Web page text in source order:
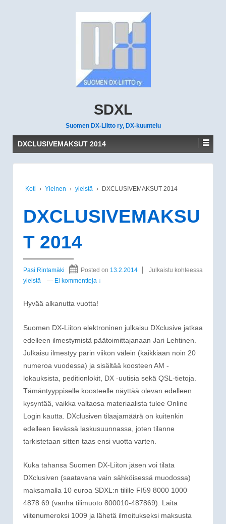
SDXL
Suomen DX-Liitto ry, DX-kuuntelu
DXCLUSIVEMAKSUT 2014
Koti › Yleinen › yleistä › DXCLUSIVEMAKSUT 2014
DXCLUSIVEMAKSU
T 2014
Pasi Rintamäki Posted on 13.2.2014
Julkaistu kohteessa
yleistä
— Ei kommentteja ↓
Hyvää alkanutta vuotta!
Suomen DX-Liiton elektroninen julkaisu DXclusive jatkaa
edelleen ilmestymistä päätoimittajanaan Jari Lehtinen.
Julkaisu ilmestyy parin viikon välein (kaikkiaan noin 20
numeroa vuodessa) ja sisältää koosteen AM -
lokauksista, peditionlokit, DX -uutisia sekä QSL-tietoja.
Tämäntyyppiselle koosteelle näyttää olevan edelleen
kysyntää, vaikka valtaosa materiaalista tulee Online
Login kautta. DXclusiven tilaajamäärä on kuitenkin
edelleen lievässä laskusuunnassa, joten tilanne
tarkistetaan sitten taas ensi vuotta varten.
Kuka tahansa Suomen DX-Liiton jäsen voi tilata
DXclusiven (saatavana vain sähköisessä muodossa)
maksamalla 10 euroa SDXL:n tilille FI59 8000 1000
4878 69 (vanha tilimuoto 800010-487869). Laita
viitenumeroksi 1009 ja lähetä ilmoitukseksi maksusta